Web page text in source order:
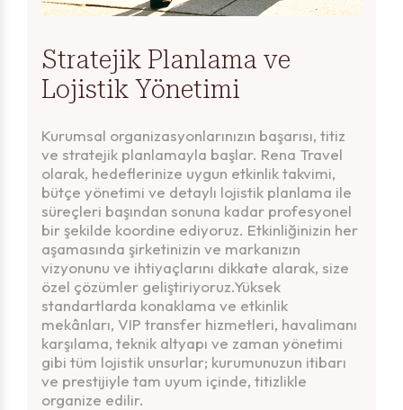
Stratejik Planlama ve
Lojistik Yönetimi
Kurumsal organizasyonlarınızın başarısı, titiz
ve stratejik planlamayla başlar. Rena Travel
olarak, hedeflerinize uygun etkinlik takvimi,
bütçe yönetimi ve detaylı lojistik planlama ile
süreçleri başından sonuna kadar profesyonel
bir şekilde koordine ediyoruz. Etkinliğinizin her
aşamasında şirketinizin ve markanızın
vizyonunu ve ihtiyaçlarını dikkate alarak, size
özel çözümler geliştiriyoruz.Yüksek
standartlarda konaklama ve etkinlik
mekânları, VIP transfer hizmetleri, havalimanı
karşılama, teknik altyapı ve zaman yönetimi
gibi tüm lojistik unsurlar; kurumunuzun itibarı
ve prestijiyle tam uyum içinde, titizlikle
organize edilir.